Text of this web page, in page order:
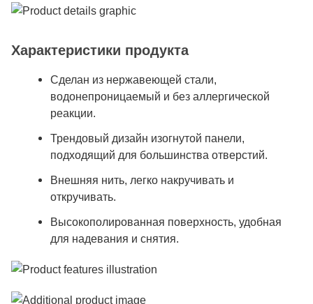
Характеристики продукта
Сделан из нержавеющей стали,
водонепроницаемый и без аллергической
реакции.
Трендовый дизайн изогнутой панели,
подходящий для большинства отверстий.
Внешняя нить, легко накручивать и
откручивать.
Высокополированная поверхность, удобная
для надевания и снятия.